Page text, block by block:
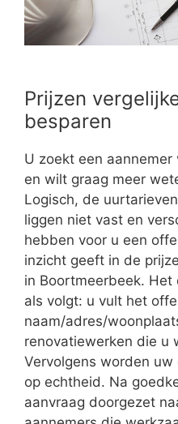
Prijzen
besparen
U zoekt een
en wilt graag meer
Logisch, de
liggen niet vast en
hebben voor u een
inzicht geeft in de
in Boortmeerbeek.
als volgt: u vult het
naam/adres/
renovatiewerken die u
Vervolgens worden
op echtheid. Na
aanvraag doorgezet